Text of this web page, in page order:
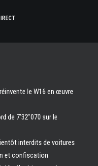
le W16 en œuvre
de 7’32″070 sur le
interdits de voitures
et confiscation